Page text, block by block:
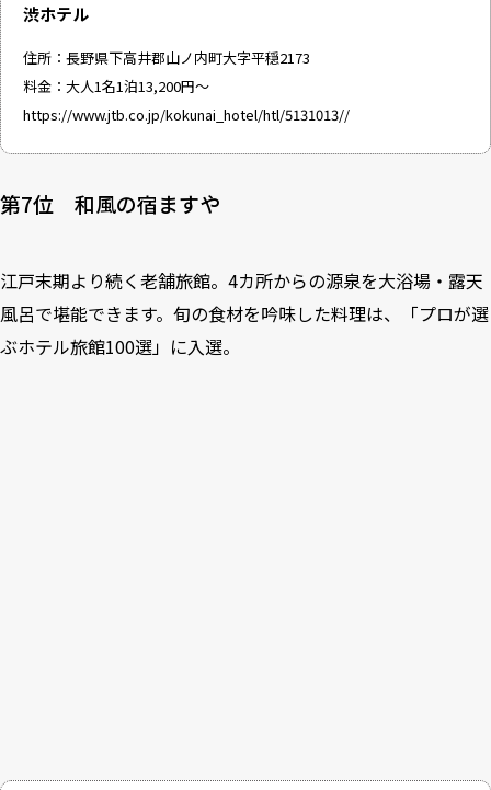
渋ホテル
住所：長野県下高井郡山ノ内町大字平穏2173
料金：大人1名1泊13,200円～
https://www.jtb.co.jp/kokunai_hotel/htl/5131013//
第7位 和風の宿ますや
江戸末期より続く老舗旅館。4カ所からの源泉を大浴場・露天
風呂で堪能できます。旬の食材を吟味した料理は、「プロが選
ぶホテル旅館100選」に入選。